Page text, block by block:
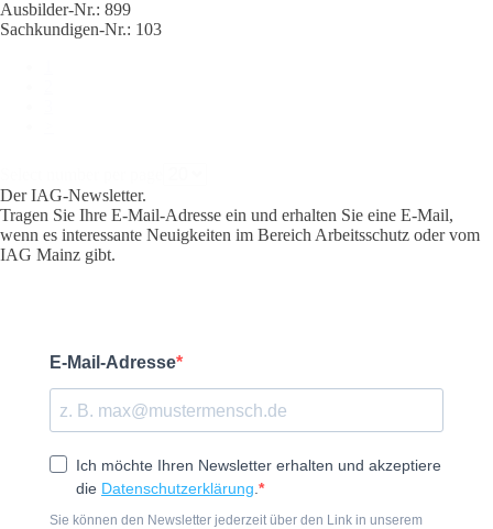
Ausbilder-Nr.: 899
Sachkundigen-Nr.: 103
Der IAG-Newsletter.
Tragen Sie Ihre E-Mail-Adresse ein und erhalten Sie eine E-Mail,
wenn es interessante Neuigkeiten im Bereich Arbeitsschutz oder vom
IAG Mainz gibt.